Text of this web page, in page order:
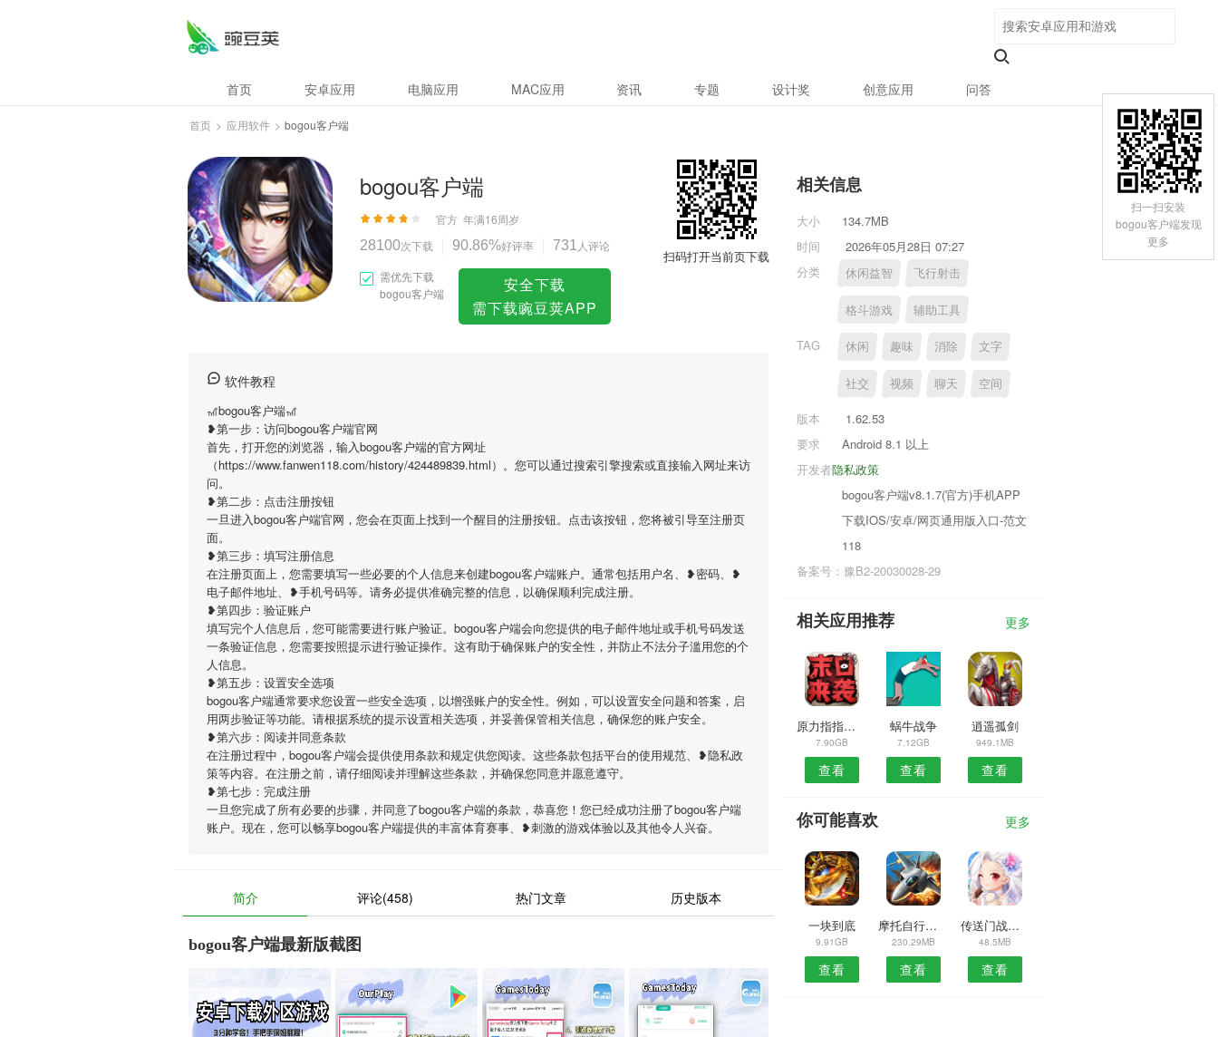
首页 安卓应用 电脑应用 MAC应用 资讯 专题 设计奖 创意应用 问答
首页 > 应用软件 > bogou客户端
bogou客户端
官方 年满16周岁
28100次下载 90.86%好评率 731 人评论
需优先下载
bogou客户端
安全下载
需下载豌豆荚APP
扫码打开当前页下载
软件教程
🎢bogou客户端🎢
❥第一步：访问bogou客户端官网
首先，打开您的浏览器，输入bogou客户端的官方网址
（https://www.fanwen118.com/history/424489839.html）。您可以通过搜索引擎搜索或直接输入网址来访
问。
❥第二步：点击注册按钮
一旦进入bogou客户端官网，您会在页面上找到一个醒目的注册按钮。点击该按钮，您将被引导至注册页
面。
❥第三步：填写注册信息
在注册页面上，您需要填写一些必要的个人信息来创建bogou客户端账户。通常包括用户名、❥密码、❥
电子邮件地址、❥手机号码等。请务必提供准确完整的信息，以确保顺利完成注册。
❥第四步：验证账户
填写完个人信息后，您可能需要进行账户验证。bogou客户端会向您提供的电子邮件地址或手机号码发送
一条验证信息，您需要按照提示进行验证操作。这有助于确保账户的安全性，并防止不法分子滥用您的个
人信息。
❥第五步：设置安全选项
bogou客户端通常要求您设置一些安全选项，以增强账户的安全性。例如，可以设置安全问题和答案，启
用两步验证等功能。请根据系统的提示设置相关选项，并妥善保管相关信息，确保您的账户安全。
❥第六步：阅读并同意条款
在注册过程中，bogou客户端会提供使用条款和规定供您阅读。这些条款包括平台的使用规范、❥隐私政
策等内容。在注册之前，请仔细阅读并理解这些条款，并确保您同意并愿意遵守。
❥第七步：完成注册
一旦您完成了所有必要的步骤，并同意了bogou客户端的条款，恭喜您！您已经成功注册了bogou客户端
账户。现在，您可以畅享bogou客户端提供的丰富体育赛事、❥刺激的游戏体验以及其他令人兴奋。
简介 评论(458) 热门文章 历史版本
bogou客户端最新版截图
相关信息
大小
134.7MB
时间
2026年05月28日 07:27
分类
休闲益智 飞行射击
格斗游戏 辅助工具
TAG 休闲 趣味 消除 文字
社交 视频 聊天 空间
版本
1.62.53
要求
Android 8.1 以上
隐私政策
开发者
bogou客户端v8.1.7(官方)手机APP
下载IOS/安卓/网页通用版入口-范文
118
备案号：豫B2-20030028-29
相关应用推荐 更多
原力指指游戏
7.90GB
查看
蜗牛战争
7.12GB
查看
逍遥孤剑
949.1MB
查看
你可能喜欢 更多
一块到底
9.91GB
查看
摩托自行车越野
230.29MB
查看
传送门战士英雄法鲁克2
48.5MB
查看
扫一扫安装
bogou客户端发现
更多